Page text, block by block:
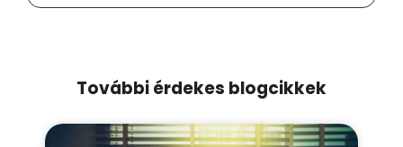
További érdekes blogcikkek